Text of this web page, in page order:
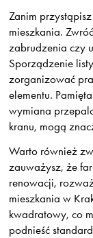
Zanim
mieszkania.
zabrudzenia czy
Sporządzenie
zorganizować
elementu.
wymiana
kranu, mogą
Warto również
zauważysz, że
renowacji,
mieszkania w
kwadratowy, co
podnieść